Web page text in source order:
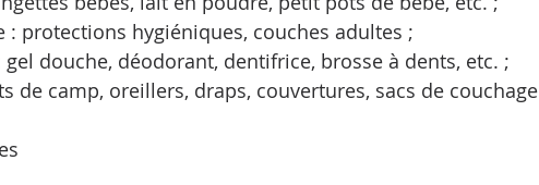
: protections hygiéniques, couches adultes ;
douche, déodorant, dentifrice, brosse à dents, etc. ;
de camp, oreillers, draps, couvertures, sacs de couchage